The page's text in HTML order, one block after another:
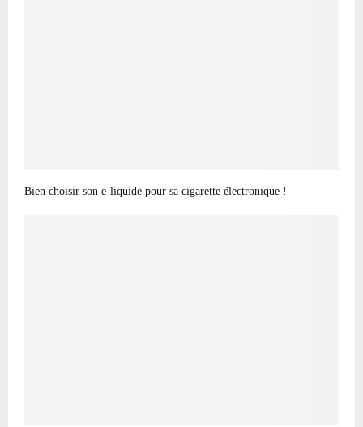
Bien choisir son e-liquide pour sa cigarette électronique !